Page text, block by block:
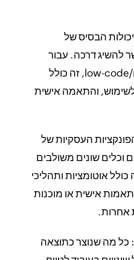
הבסיס של
להשיג דרכה. עבור
פלטפורמת low-code/no-code (LC NC), זה כולל
לשימוש, והתאמה אישית
העסקיות של
וכלים שונים משולבים
אוטומציות ותהליכי
אישית או מוכנות
אחרות.
כל מה שנוצר כתוצאה